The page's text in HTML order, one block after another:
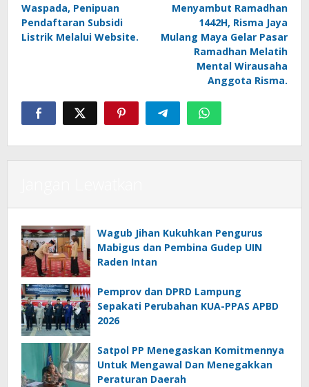
pos
Waspada, Penipuan
Pendaftaran Subsidi
Listrik Melalui Website.
Menyambut Ramadhan
1442H, Risma Jaya
Mulang Maya Gelar Pasar
Ramadhan Melatih
Mental Wirausaha
Anggota Risma.
Wagub Jihan Kukuhkan Pengurus
Mabigus dan Pembina Gudep UIN
Raden Intan
Pemprov dan DPRD Lampung
Sepakati Perubahan KUA-PPAS APBD
2026
Satpol PP Menegaskan Komitmennya
Untuk Mengawal Dan Menegakkan
Peraturan Daerah